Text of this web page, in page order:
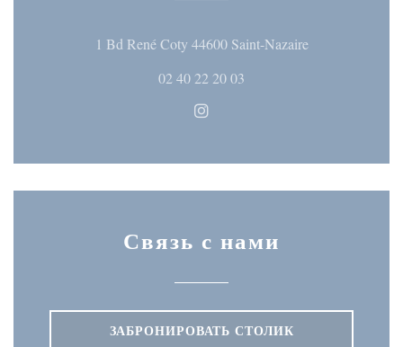
1 Bd René Coty 44600 Saint-Nazaire((открывается
02 40 22 20 03
Instagram ((открывается в
Связь с нами
ЗАБРОНИРОВАТЬ СТОЛИК